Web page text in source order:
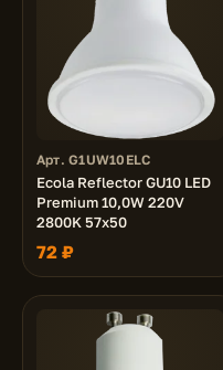
Арт. G1UW10ELC
Ecola Reflector GU10 LED
Premium 10,0W 220V
2800K 57x50
72 ₽